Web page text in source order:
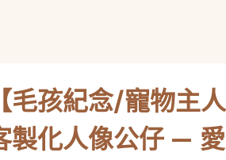
【毛孩紀念/寵物主
製化人像公仔 —